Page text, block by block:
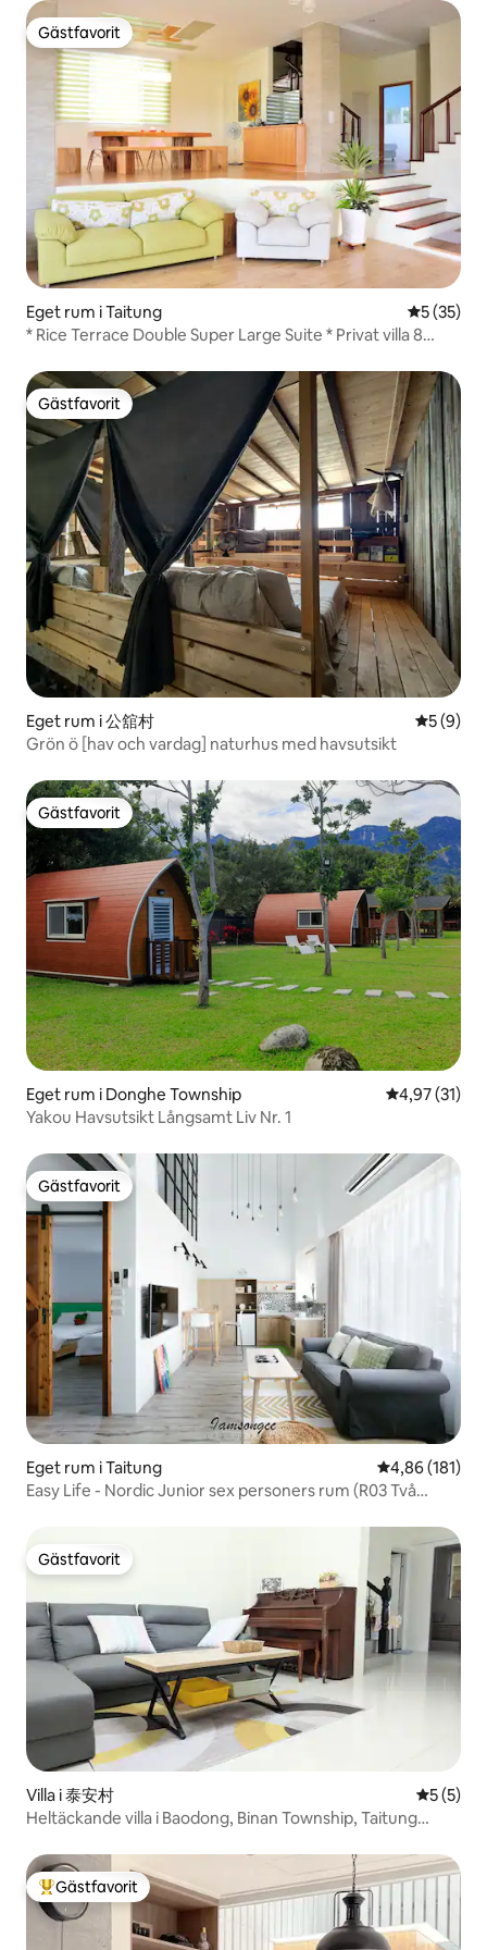
Gästfavorit
Gästfavorit
Eget rum i Taitung 5 av 5 i
5 (35)
* Rice Terrace Double Super Large Suite * Privat villa 8
Gästfavorit
Gästfavorit
Eget rum i 公舘村 5 av 5 i
5 (9)
Grön ö [hav och vardag] naturhus med havsutsikt
Gästfavorit
Gästfavorit
Eget rum i Donghe Township 4,97 av 5 i
4,97 (31)
Yakou Havsutsikt Långsamt Liv Nr. 1
Gästfavorit
Gästfavorit
Eget rum i Taitung 4,86 av 5 i
4,86 (181)
Easy Life - Nordic Junior sex personers rum (R03 Två
Gästfavorit
Gästfavorit
Villa i 泰安村 5 av 5 i
5 (5)
Heltäckande villa i Baodong, Binan Township, Taitung
Supermarket, Taquanlian och tågstationen.
Populär gästfavorit
Gästfavorit